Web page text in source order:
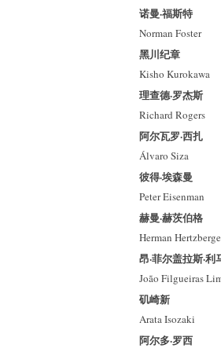
诺曼·福斯特
Norman Foster
黑川纪章
Kisho Kurokawa
理查德·罗杰斯
Richard Rogers
阿尔瓦罗·西扎
Álvaro Siza
彼得·埃森曼
Peter Eisenman
赫曼·赫茨伯格
Herman
昂·菲尔盖拉斯·利
João Filgueiras
矶崎新
Arata Isozaki
阿尔多·罗西